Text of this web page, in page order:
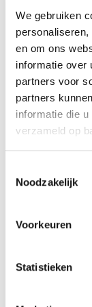
We gebruiken
en om ons
informatie over
partners voor
partners
informatie die
verzameld op
Noodzakelijk
Voorkeuren
Statistieken
onderweg
Laden
ben je
Thuis
nachts of
Geen
jouw